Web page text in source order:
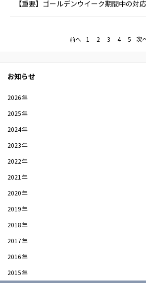
【重要】ゴールデンウイーク期間中の対
前へ 1 2 3 4 5 次
お知らせ
2026年
2025年
2024年
2023年
2022年
2021年
2020年
2019年
2018年
2017年
2016年
2015年